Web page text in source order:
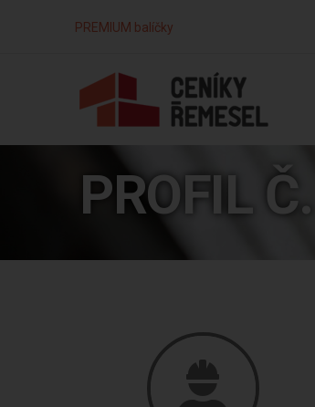
PREMIUM balíčky
PROFIL